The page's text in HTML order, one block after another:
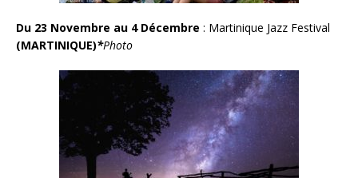
Du 23 Novembre au 4 Décembre : Martinique Jazz Festival
(MARTINIQUE)*Photo